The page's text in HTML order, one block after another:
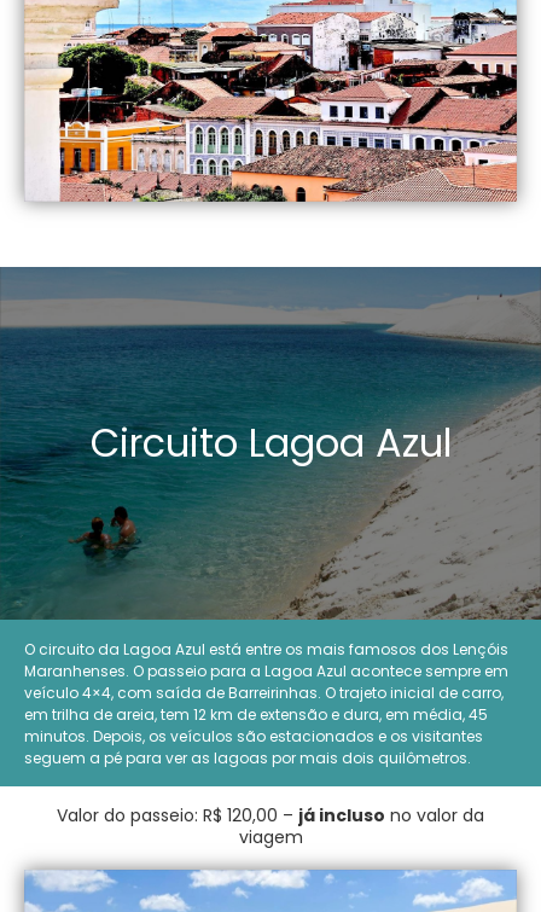
Circuito Lagoa Azul
O circuito da Lagoa Azul está entre os mais famosos dos Lençóis
Maranhenses. O passeio para a Lagoa Azul acontece sempre em
veículo 4×4, com saída de Barreirinhas. O trajeto inicial de carro,
em trilha de areia, tem 12 km de extensão e dura, em média, 45
minutos. Depois, os veículos são estacionados e os visitantes
seguem a pé para ver as lagoas por mais dois quilômetros.
Valor do passeio: R$ 120,00 – já incluso no valor da
viagem